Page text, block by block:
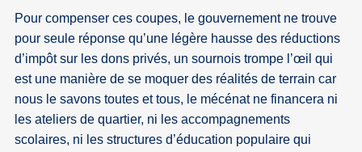
Pour compenser ces coupes, le gouvernement ne trouve
pour seule réponse qu’une légère hausse des réductions
d’impôt sur les dons privés, un sournois trompe l’œil qui
est une manière de se moquer des réalités de terrain car
nous le savons toutes et tous, le mécénat ne financera ni
les ateliers de quartier, ni les accompagnements
scolaires, ni les structures d’éducation populaire qui